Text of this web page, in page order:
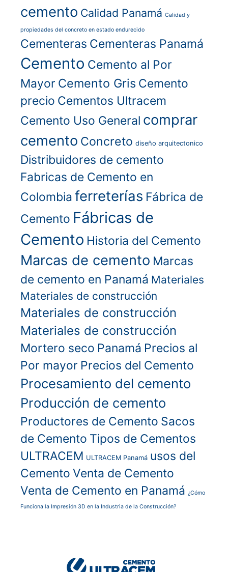
cemento Calidad Panamá Calidad y
propiedades del concreto en estado endurecido
Cementeras Cementeras Panamá
Cemento Cemento al Por
Mayor Cemento Gris Cemento
precio Cementos Ultracem
Cemento Uso General comprar
cemento Concreto diseño arquitectonico
Distribuidores de cemento
Fabricas de Cemento en
Colombia ferreterías Fábrica de
Cemento Fábricas de
Cemento Historia del Cemento
Marcas de cemento Marcas
de cemento en Panamá Materiales
Materiales de construcción
Materiales de construcción
Materiales de construcción
Mortero seco Panamá Precios al
Por mayor Precios del Cemento
Procesamiento del cemento
Producción de cemento
Productores de Cemento Sacos
de Cemento Tipos de Cementos
ULTRACEM ULTRACEM Panamá usos del
Cemento Venta de Cemento
Venta de Cemento en Panamá ¿Cómo
Funciona la Impresión 3D en la Industria de la Construcción?